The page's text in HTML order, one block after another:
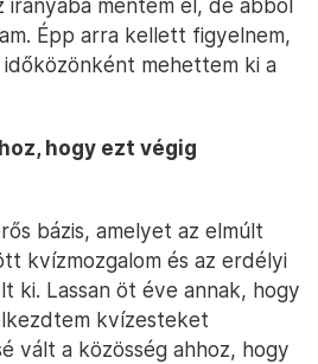
irányába mentem el, de abból
Épp arra kellett figyelnem,
mehettem ki a
hogy ezt végig
bázis, amelyet az elmúlt
kvízmozgalom és az erdélyi
ki. Lassan öt éve annak, hogy
kvízesteket
vált a közösség ahhoz, hogy